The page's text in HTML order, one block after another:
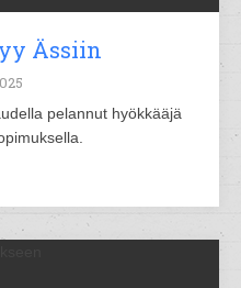
Ässiin
pelannut hyökkääjä